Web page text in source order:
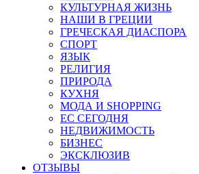
КУЛЬТУРНАЯ ЖИЗНЬ
НАШИ В ГРЕЦИИ
ГРЕЧЕСКАЯ ДИАСПОРА
СПОРТ
ЯЗЫК
РЕЛИГИЯ
ПРИРОДА
КУХНЯ
МОДА И SHOPPING
ЕС СЕГОДНЯ
НЕДВИЖИМОСТЬ
БИЗНЕС
ЭКСКЛЮЗИВ
ОТЗЫВЫ